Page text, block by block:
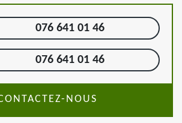
076 641 01 46
076 641 01 46
NOUS